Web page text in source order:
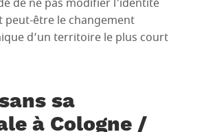
peut-être le changement
d’un territoire le plus court
sa
à Cologne /